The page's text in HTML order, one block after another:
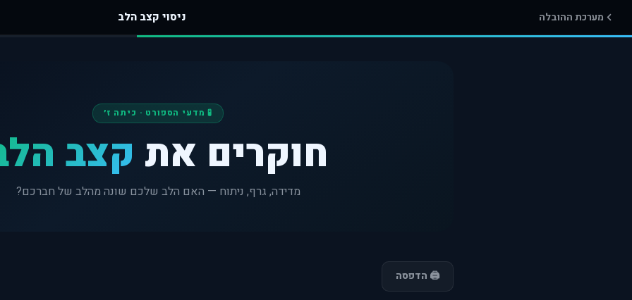
מערכת ההובלה ניסוי קצב הלב
🧪 מדעי הספורט · כיתה ז׳
חוקרים את קצב
מדידה, גרף, ניתוח — האם הלב שלכם שונה מהלב של חברכם?
🖨️ הדפסה